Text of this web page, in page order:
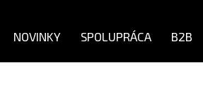
NOVINKY SPOLUPRÁCA B2B